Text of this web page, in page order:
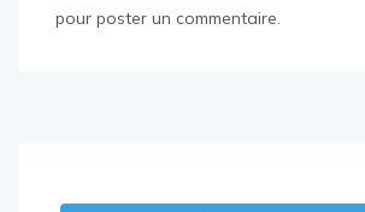
pour poster un commentaire.